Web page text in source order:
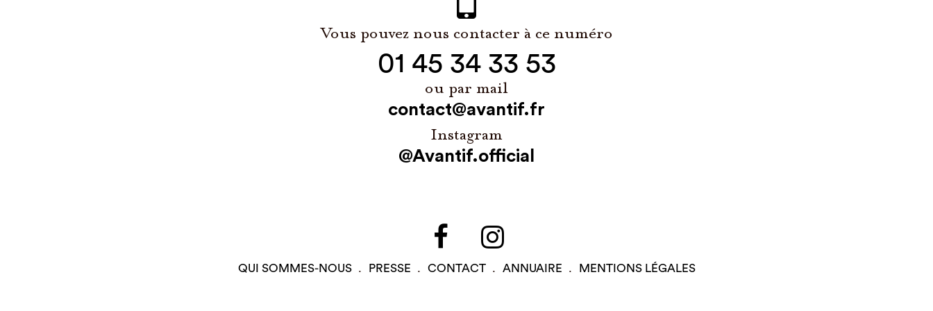
Vous pouvez nous contacter à ce numéro
01 45 34 33 53
ou par mail
contact@avantif.fr
Instagram
@Avantif.official
QUI SOMMES-NOUS PRESSE CONTACT ANNUAIRE MENTIONS LÉGALES